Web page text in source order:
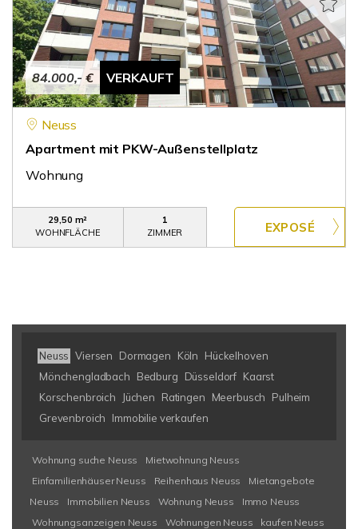
84.000,- € VERKAUFT
Neuss
Apartment mit PKW-Außenstellplatz
Wohnung
29,50 m²
WOHNFLÄCHE
1
ZIMMER
Neuss Viersen Dormagen Köln
Hückelhoven
Mönchengladbach
Bedburg Düsseldorf Kaarst
Korschenbroich
Jüchen Ratingen Meerbusch
Pulheim
Grevenbroich
Immobilie verkaufen
Wohnung suche Neuss
Mietwohnung Neuss
Einfamilienhäuser Neuss
Reihenhaus Neuss
Mietangebote
Neuss
Immobilien Neuss Wohnung Neuss
Immo Neuss
Wohnungsanzeigen Neuss
Wohnungen Neuss
kaufen Neuss